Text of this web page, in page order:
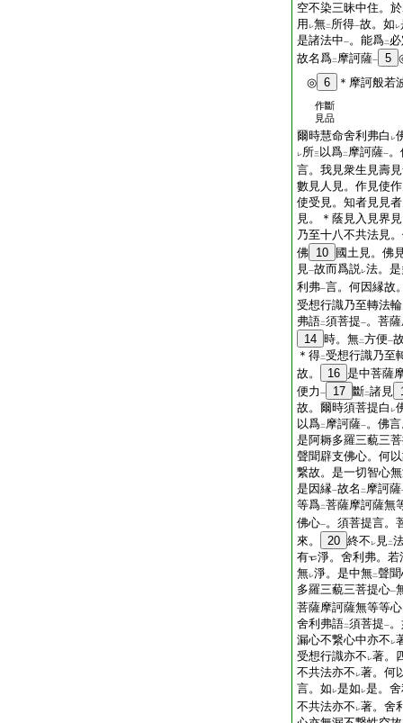
空不染三昧中住。於
用 レ無二 所得一故。如 レ
是諸法中一。能爲二
故名爲二 摩訶薩一 5
◎ 6 ＊摩訶般若
作斷
見品
爾時慧命舍利弗白 レ
レ所三 以爲二 摩訶薩一。
言。我見衆生見壽
數見人見。作見使
使受見。知者見見
見。＊蔭見入見界
乃至十八不共法見
佛 10
國土見。佛
見一故而爲説レ法。
利弗一言。何因縁故
受想行識乃至轉法
弗語二須菩提一。菩
14 時。無二方便一
＊得二受想行識乃至
故。
16 是中菩薩
便力 一 17 斷二諸見
故。爾時須菩提白 レ
以爲二 摩訶薩一。佛
是阿耨多羅三藐三
聲聞辟支佛心。何
繋故。是一切智心
是因縁一故名 二 摩訶薩
等爲二菩薩摩訶薩無
佛心一。須菩提言。
來。
20 終不 レ 見二
有
淨。舍利弗。若
無レ淨。是中無二聲
多羅三藐三菩提心一
菩薩摩訶薩無等等
舍利弗語二須菩提一
漏心不繋心中亦不 レ
受想行識亦不 レ著。
不共法亦不 レ著。何
言。如 レ是如 レ是。
不共法亦不 レ著。舍